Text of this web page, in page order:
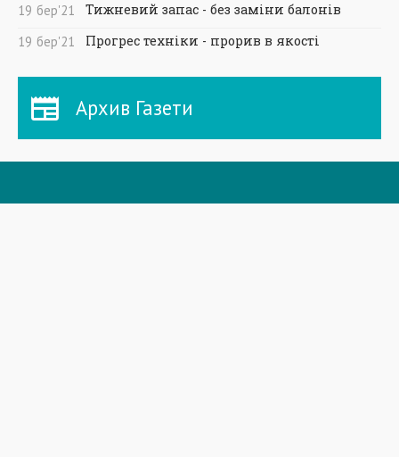
19 бер'21
Тижневий запас - без заміни балонів
19 бер'21 Прогрес техніки - прорив в якості
Архив Газети